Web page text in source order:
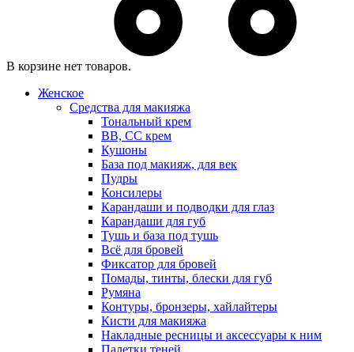
В корзине нет товаров.
Женское
Средства для макияжа
Тональный крем
BB, CC крем
Кушоны
База под макияж, для век
Пудры
Консилеры
Карандаши и подводки для глаз
Карандаши для губ
Тушь и база под тушь
Всё для бровей
Фиксатор для бровей
Помады, тинты, блески для губ
Румяна
Контуры, бронзеры, хайлайтеры
Кисти для макияжа
Накладные ресницы и аксессуары к ним
Палетки теней